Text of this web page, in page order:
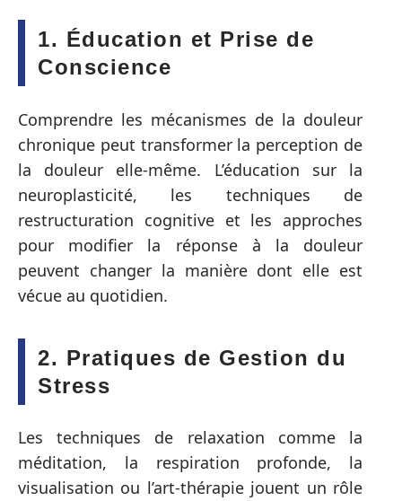
1. Éducation et Prise de
Conscience
Comprendre les mécanismes de la douleur
chronique peut transformer la perception de
la douleur elle-même. L’éducation sur la
neuroplasticité, les techniques de
restructuration cognitive et les approches
pour modifier la réponse à la douleur
peuvent changer la manière dont elle est
vécue au quotidien.
2. Pratiques de Gestion du
Stress
Les techniques de relaxation comme la
méditation, la respiration profonde, la
visualisation ou l’art-thérapie jouent un rôle